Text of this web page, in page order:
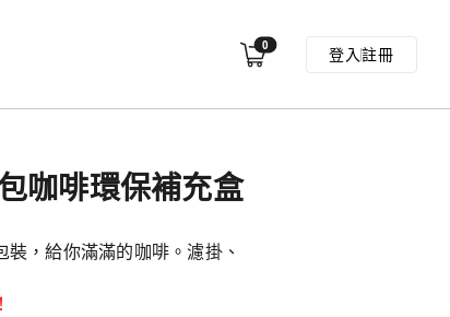
0 登入註冊
咖啡環保補充盒
，給你滿滿的咖啡。濾掛、